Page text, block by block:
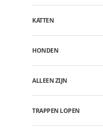
KATTEN
HONDEN
ALLEEN ZIJN
TRAPPEN LOPEN